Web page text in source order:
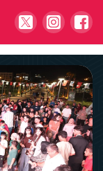
yer kalmadı